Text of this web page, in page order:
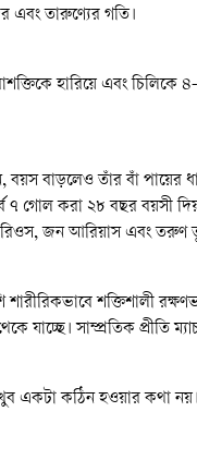
এবং তারুণ্যের গতি।
হারিয়ে এবং
বাড়লেও তাঁর বাঁ পায়ের
৭ গোল করা ২৮ বছর বয়সী
রিওস, জন আরিয়াস এবং
শক্তিশালী
যাচ্ছে। সাম্প্রতিক প্রীতি
একটা কঠিন হওয়ার কথা